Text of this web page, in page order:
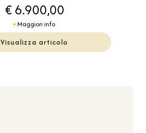
€ 6.900,00
Maggiori info
Visualizza articolo